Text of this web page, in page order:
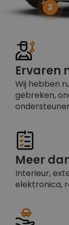
Ervaren
Wij hebben
gebreken,
Meer
Interieur,
elektronica,
2